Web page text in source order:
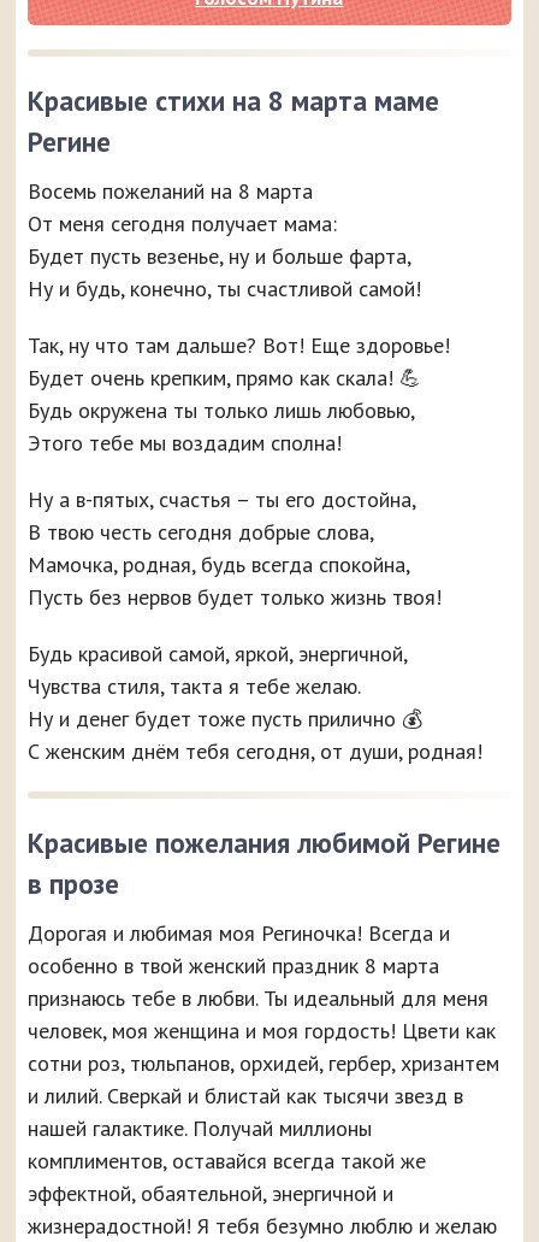
Красивые стихи на 8 марта маме
Регине
Восемь пожеланий на 8 марта
От меня сегодня получает мама:
Будет пусть везенье, ну и больше фарта,
Ну и будь, конечно, ты счастливой самой!
Так, ну что там дальше? Вот! Еще здоровье!
Будет очень крепким, прямо как скала! 💪
Будь окружена ты только лишь любовью,
Этого тебе мы воздадим сполна!
Ну а в-пятых, счастья – ты его достойна,
В твою честь сегодня добрые слова,
Мамочка, родная, будь всегда спокойна,
Пусть без нервов будет только жизнь твоя!
Будь красивой самой, яркой, энергичной,
Чувства стиля, такта я тебе желаю.
Ну и денег будет тоже пусть прилично 💰
С женским днём тебя сегодня, от души, родная!
Красивые пожелания любимой Регине
в прозе
Дорогая и любимая моя Региночка! Всегда и
особенно в твой женский праздник 8 марта
признаюсь тебе в любви. Ты идеальный для меня
человек, моя женщина и моя гордость! Цвети как
сотни роз, тюльпанов, орхидей, гербер, хризантем
и лилий. Сверкай и блистай как тысячи звезд в
нашей галактике. Получай миллионы
комплиментов, оставайся всегда такой же
эффектной, обаятельной, энергичной и
жизнерадостной! Я тебя безумно люблю и желаю